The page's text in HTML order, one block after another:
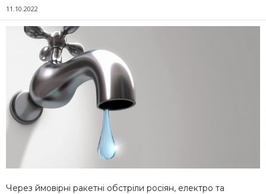
11.10.2022
Через ймовірні ракетні обстріли росіян, електро та